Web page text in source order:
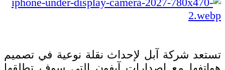
تستعد شركة آبل لإحداث نقلة نوعية في تصميم